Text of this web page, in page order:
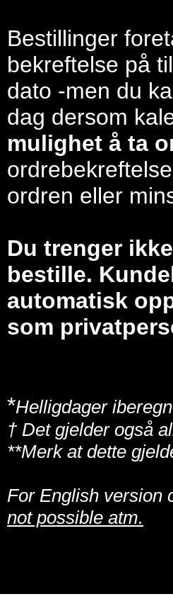
Bestillinger
bekreftelse på
dato -men du
dag dersom
mulighet å ta
ordren eller
Du trenger
bestille.
automatisk
som
*Helligdager
† Det gjelder også
**Merk at dette
For English version
not possible atm.